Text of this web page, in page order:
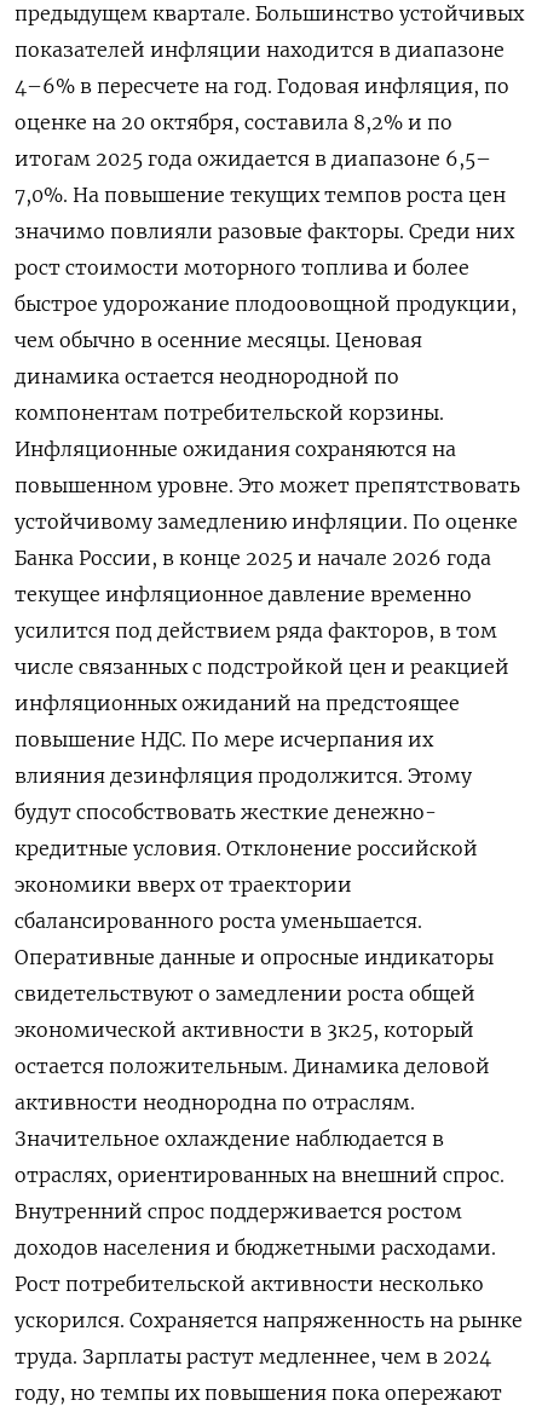
предыдущем квартале. Большинство устойчивых
показателей инфляции находится в диапазоне
4–6% в пересчете на год. Годовая инфляция, по
оценке на 20 октября, составила 8,2% и по
итогам 2025 года ожидается в диапазоне 6,5–
7,0%. На повышение текущих темпов роста цен
значимо повлияли разовые факторы. Среди них
рост стоимости моторного топлива и более
быстрое удорожание плодоовощной продукции,
чем обычно в осенние месяцы. Ценовая
динамика остается неоднородной по
компонентам потребительской корзины.
Инфляционные ожидания сохраняются на
повышенном уровне. Это может препятствовать
устойчивому замедлению инфляции. По оценке
Банка России, в конце 2025 и начале 2026 года
текущее инфляционное давление временно
усилится под действием ряда факторов, в том
числе связанных с подстройкой цен и реакцией
инфляционных ожиданий на предстоящее
повышение НДС. По мере исчерпания их
влияния дезинфляция продолжится. Этому
будут способствовать жесткие денежно-
кредитные условия. Отклонение российской
экономики вверх от траектории
сбалансированного роста уменьшается.
Оперативные данные и опросные индикаторы
свидетельствуют о замедлении роста общей
экономической активности в 3к25, который
остается положительным. Динамика деловой
активности неоднородна по отраслям.
Значительное охлаждение наблюдается в
отраслях, ориентированных на внешний спрос.
Внутренний спрос поддерживается ростом
доходов населения и бюджетными расходами.
Рост потребительской активности несколько
ускорился. Сохраняется напряженность на рынке
труда. Зарплаты растут медленнее, чем в 2024
году, но темпы их повышения пока опережают